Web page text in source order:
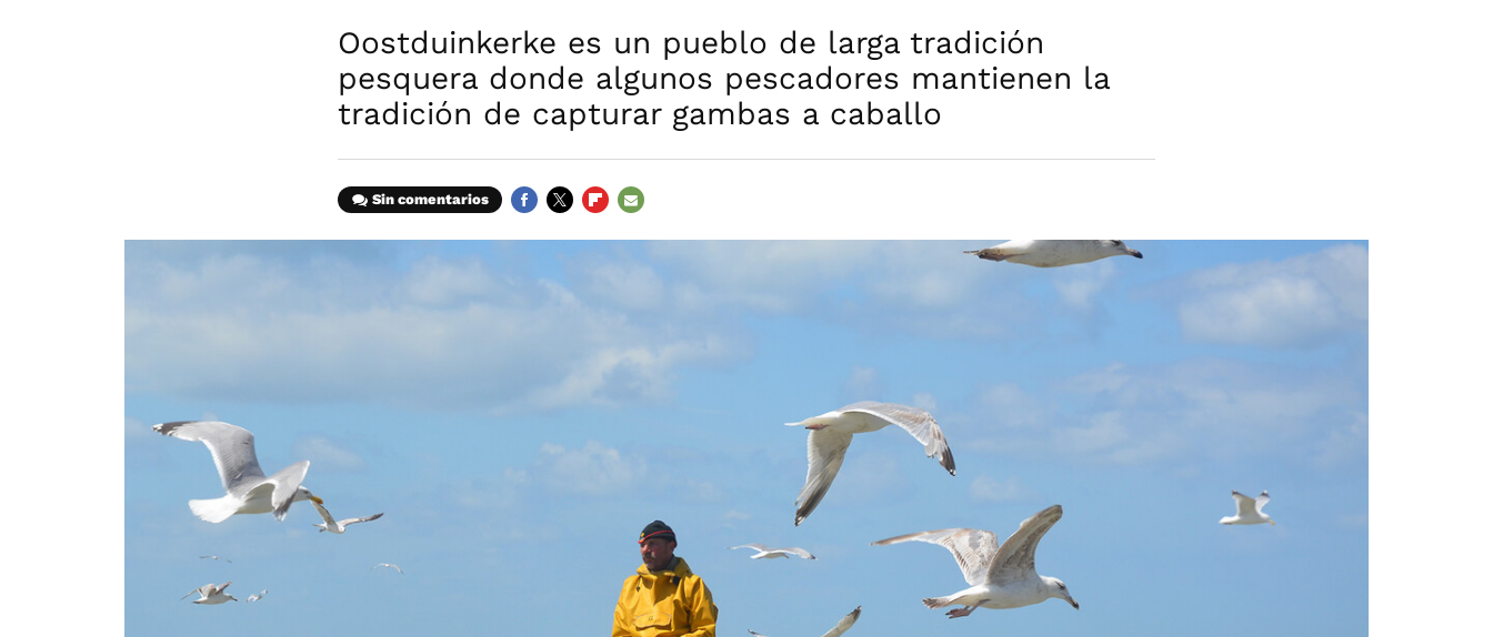
Oostduinkerke es un pueblo de larga tradición
pesquera donde algunos pescadores mantienen la
tradición de capturar gambas a caballo
Sin comentarios